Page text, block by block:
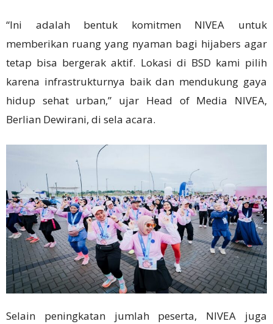
“Ini adalah bentuk komitmen NIVEA untuk
memberikan ruang yang nyaman bagi hijabers agar
tetap bisa bergerak aktif. Lokasi di BSD kami pilih
karena infrastrukturnya baik dan mendukung gaya
hidup sehat urban,” ujar Head of Media NIVEA,
Berlian Dewirani, di sela acara.
Selain peningkatan jumlah peserta, NIVEA juga